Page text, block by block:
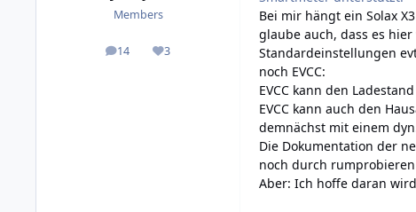
Members
14
posts 3
Reputation
Bei mir hängt ein Solax
glaube auch, dass es
Standardeinstellungen
noch EVCC:
EVCC kann den
EVCC kann auch den
demnächst mit einem
Die Dokumentation der
noch durch
Aber: Ich hoffe daran